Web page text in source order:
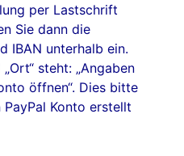
per Lastschrift
Sie dann die
IBAN unterhalb ein.
steht: „Angaben
öffnen“. Dies bitte
Konto erstellt